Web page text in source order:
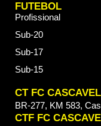
FUTEBOL
Profissional
Sub-20
Sub-17
Sub-15
CT FC CASCAVEL
BR-277, KM 583,
CTF FC